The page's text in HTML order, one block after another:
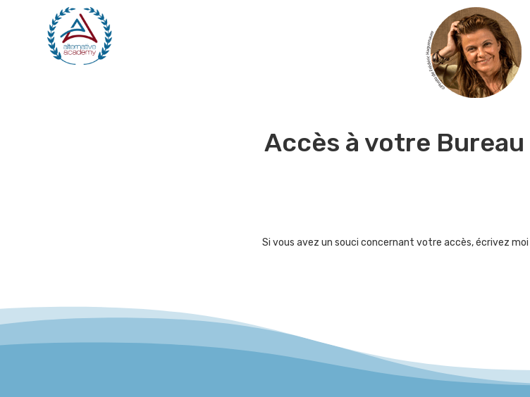
Accès à votre
Si vous avez un souci concernant votre accès, écrivez moi